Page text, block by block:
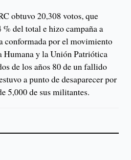
obtuvo 20,308 votos, que
del total e hizo campaña a
conformada por el movimiento
y la Unión Patriótica
de los años 80 de un fallido
a punto de desaparecer por
5,000 de sus militantes.